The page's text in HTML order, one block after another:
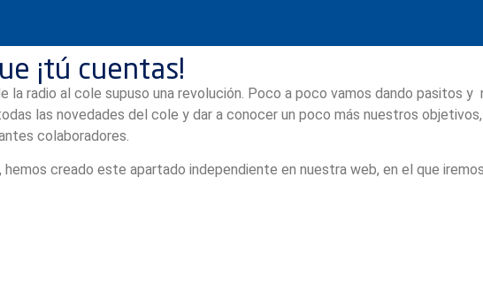
¡tú cuentas!
la radio al cole supuso una revolución. Poco a poco vamos dando pasitos
las novedades del cole y dar a conocer un poco más nuestros
colaboradores.
creado este apartado independiente en nuestra web, en el que